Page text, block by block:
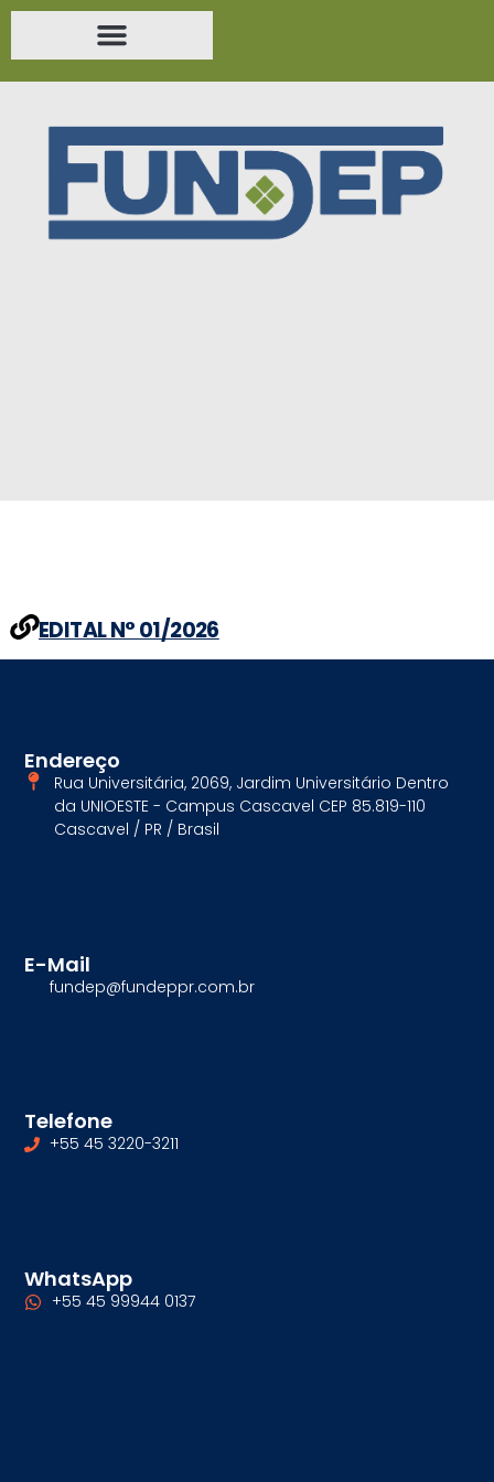
EDITAL N° 01/2026
Endereço
Rua Universitária, 2069, Jardim Universitário Dentro
da UNIOESTE - Campus Cascavel CEP 85.819-110
Cascavel / PR / Brasil
E-Mail
fundep@fundeppr.com.br
Telefone
+55 45 3220-3211
WhatsApp
+55 45 99944 0137